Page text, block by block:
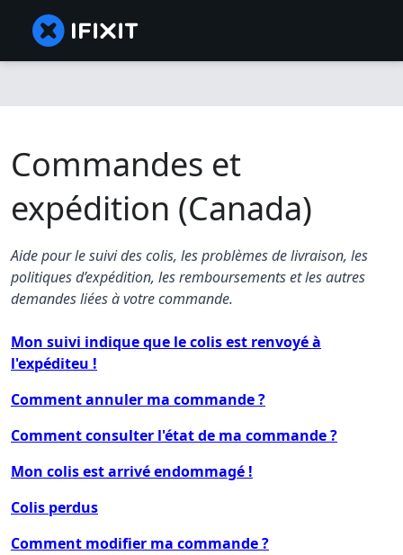
Commandes et
expédition (Canada)
Aide pour le suivi des colis, les problèmes de livraison, les
politiques d’expédition, les remboursements et les autres
demandes liées à votre commande.
Mon suivi indique que le colis est renvoyé à
l'expéditeu !
Comment annuler ma commande ?
Comment consulter l'état de ma commande ?
Mon colis est arrivé endommagé !
Colis perdus
Comment modifier ma commande ?